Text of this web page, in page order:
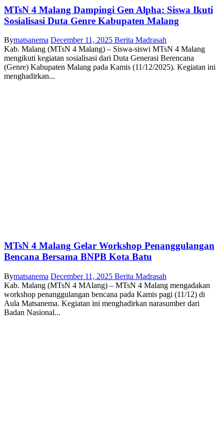
MTsN 4 Malang Dampingi Gen Alpha: Siswa Ikuti
Sosialisasi Duta Genre Kabupaten Malang
Bymatsanema December 11, 2025 Berita Madrasah
Kab. Malang (MTsN 4 Malang) – Siswa-siswi MTsN 4 Malang
mengikuti kegiatan sosialisasi dari Duta Generasi Berencana
(Genre) Kabupaten Malang pada Kamis (11/12/2025). Kegiatan ini
menghadirkan...
MTsN 4 Malang Gelar Workshop Penanggulangan
Bencana Bersama BNPB Kota Batu
Bymatsanema December 11, 2025 Berita Madrasah
Kab. Malang (MTsN 4 MAlang) – MTsN 4 Malang mengadakan
workshop penanggulangan bencana pada Kamis pagi (11/12) di
Aula Matsanema. Kegiatan ini menghadirkan narasumber dari
Badan Nasional...